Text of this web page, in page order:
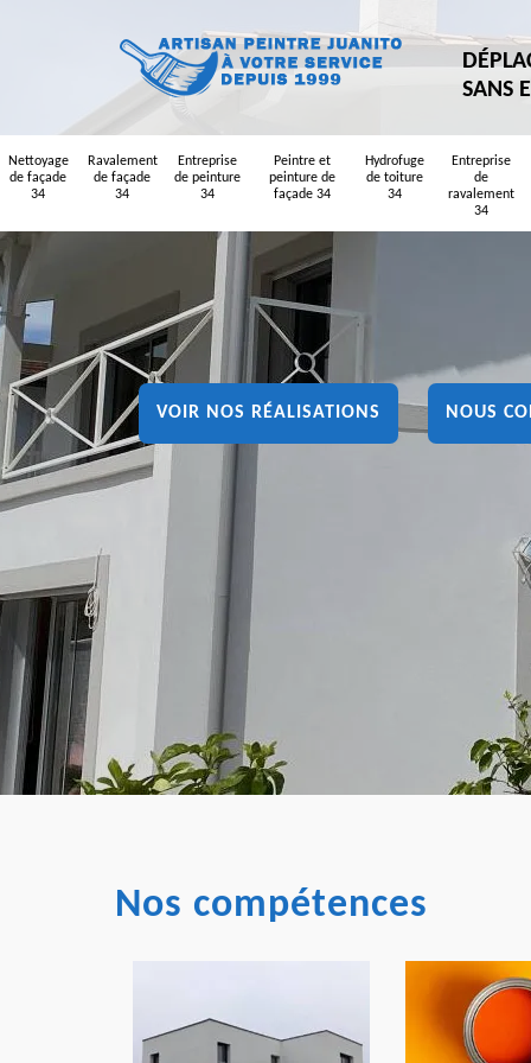
SANS
Nettoyage
de façade
34
Ravalement
de façade
34
Entreprise
de peinture
34
Peintre et
peinture de
façade 34
Hydrofuge
de toiture
34
Entreprise
de
ravalement
34
VOIR NOS RÉALISATIONS NOUS
Nos compétences